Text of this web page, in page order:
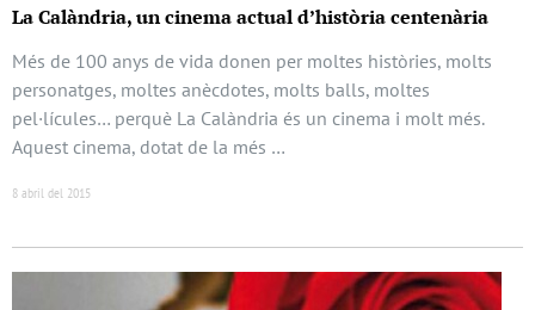
La Calàndria, un cinema actual d’història centenària
Més de 100 anys de vida donen per moltes històries, molts
personatges, moltes anècdotes, molts balls, moltes
pel·lícules… perquè La Calàndria és un cinema i molt més.
Aquest cinema, dotat de la més …
8 abril del 2015